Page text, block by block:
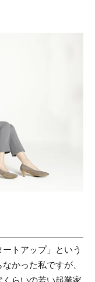
トアップ」という
かった私ですが、
らいの若い起業家